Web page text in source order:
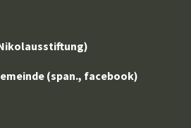
(span., facebook)